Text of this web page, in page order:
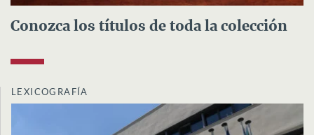
Conozca los títulos de toda la colección
LEXICOGRAFÍA